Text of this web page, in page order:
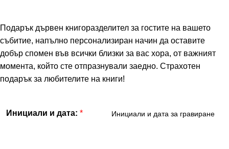
Подарък дървен книгоразделител за гостите на вашето
събитие, напълно персонализиран начин да оставите
добър спомен във всички близки за вас хора, от важният
момента, който сте отпразнували заедно. Страхотен
подарък за любителите на книги!
Инициали и дата: *